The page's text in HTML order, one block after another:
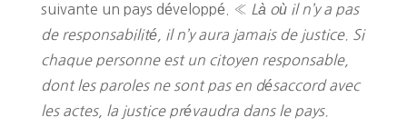
suivante un pays développé. « Là où il n’y a pas
de responsabilité, il n’y aura jamais de justice. Si
chaque personne est un citoyen responsable,
dont les paroles ne sont pas en désaccord avec
les actes, la justice prévaudra dans le pays.